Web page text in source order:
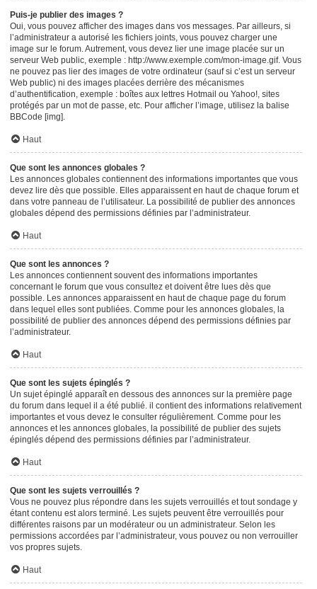
Puis-je publier des images ?
Oui, vous pouvez afficher des images dans vos messages. Par ailleurs, si
l’administrateur a autorisé les fichiers joints, vous pouvez charger une
image sur le forum. Autrement, vous devez lier une image placée sur un
serveur Web public, exemple : http://www.exemple.com/mon-image.gif. Vous
ne pouvez pas lier des images de votre ordinateur (sauf si c’est un serveur
Web public) ni des images placées derrière des mécanismes
d’authentification, exemple : boîtes aux lettres Hotmail ou Yahoo!, sites
protégés par un mot de passe, etc. Pour afficher l’image, utilisez la balise
BBCode [img].
Haut
Que sont les annonces globales ?
Les annonces globales contiennent des informations importantes que vous
devez lire dès que possible. Elles apparaissent en haut de chaque forum et
dans votre panneau de l’utilisateur. La possibilité de publier des annonces
globales dépend des permissions définies par l’administrateur.
Haut
Que sont les annonces ?
Les annonces contiennent souvent des informations importantes
concernant le forum que vous consultez et doivent être lues dès que
possible. Les annonces apparaissent en haut de chaque page du forum
dans lequel elles sont publiées. Comme pour les annonces globales, la
possibilité de publier des annonces dépend des permissions définies par
l’administrateur.
Haut
Que sont les sujets épinglés ?
Un sujet épinglé apparaît en dessous des annonces sur la première page
du forum dans lequel il a été publié. il contient des informations relativement
importantes et vous devez le consulter régulièrement. Comme pour les
annonces et les annonces globales, la possibilité de publier des sujets
épinglés dépend des permissions définies par l’administrateur.
Haut
Que sont les sujets verrouillés ?
Vous ne pouvez plus répondre dans les sujets verrouillés et tout sondage y
étant contenu est alors terminé. Les sujets peuvent être verrouillés pour
différentes raisons par un modérateur ou un administrateur. Selon les
permissions accordées par l’administrateur, vous pouvez ou non verrouiller
vos propres sujets.
Haut